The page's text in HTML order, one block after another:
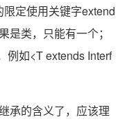
定使用关键字extend
是类，只能有一个；
例如<T extends Interf
的含义了，应该理